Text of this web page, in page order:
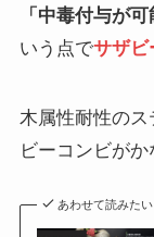
「中毒付与が
いう点でサザビ
木属性耐性の
ビーコンビが
あわせて読みたい